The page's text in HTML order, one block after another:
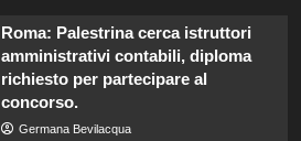
Roma: Palestrina cerca istruttori
amministrativi contabili, diploma
richiesto per partecipare al
concorso.
Germana Bevilacqua